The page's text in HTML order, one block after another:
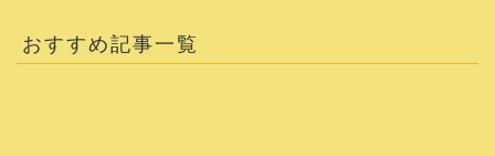
おすすめ記事一覧